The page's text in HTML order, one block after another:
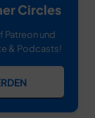
Circles
Patreon und
& Podcasts!